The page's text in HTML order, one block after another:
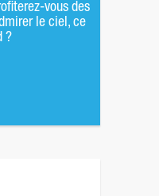
vous des
le ciel, ce
?